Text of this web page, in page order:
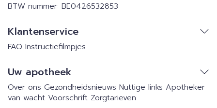
BTW nummer: BE0426532853
Klantenservice
FAQ Instructiefilmpjes
Uw apotheek
Over ons Gezondheidsnieuws Nuttige links Apotheker
van wacht Voorschrift Zorgtarieven